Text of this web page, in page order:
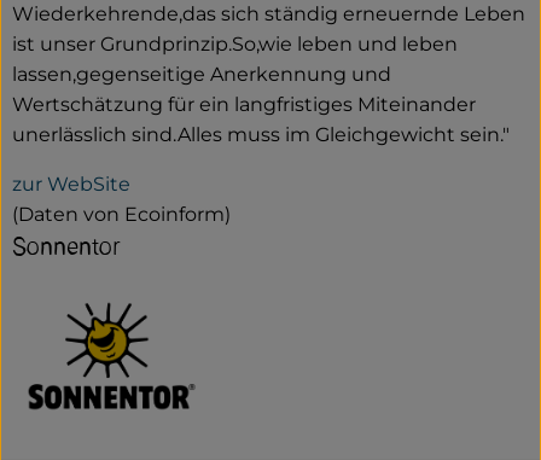
Wiederkehrende,das sich ständig erneuernde Leben
ist unser Grundprinzip.So,wie leben und leben
lassen,gegenseitige Anerkennung und
Wertschätzung für ein langfristiges Miteinander
unerlässlich sind.Alles muss im Gleichgewicht sein."
zur WebSite
(Daten von Ecoinform)
Sonnentor